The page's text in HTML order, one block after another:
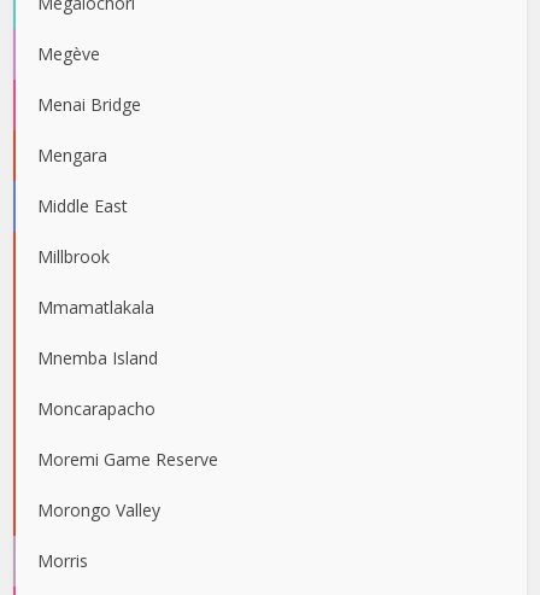
Megève
Menai Bridge
Mengara
Middle East
Millbrook
Mmamatlakala
Mnemba Island
Moncarapacho
Moremi Game Reserve
Morongo Valley
Morris